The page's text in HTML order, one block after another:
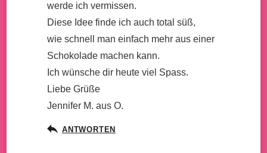
werde ich vermissen.
Diese Idee finde ich auch total süß,
wie schnell man einfach mehr aus einer
Schokolade machen kann.
Ich wünsche dir heute viel Spass.
Liebe Grüße
Jennifer M. aus O.
ANTWORTEN